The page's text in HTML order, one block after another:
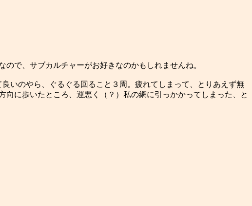
で、サブカルチャーがお好きなのかもしれませんね。
いのやら、ぐるぐる回ること３周。疲れてしまって、とりあえず無
に歩いたところ、運悪く（？）私の網に引っかかってしまった、と